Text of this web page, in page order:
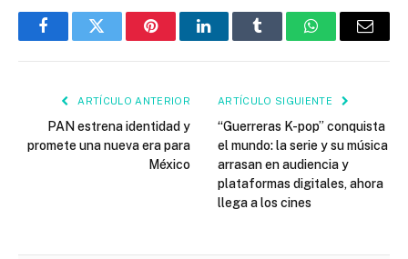
FacebookTwitter PinterestLinkedInTumblr WhatsAppEmail
ARTÍCULO ANTERIOR
PAN estrena identidad y
promete una nueva era para
México
ARTÍCULO SIGUIENTE
“Guerreras K-pop” conquista
el mundo: la serie y su música
arrasan en audiencia y
plataformas digitales, ahora
llega a los cines